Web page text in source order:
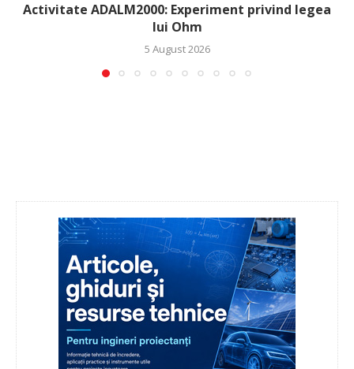
Activitate ADALM2000: Experiment privind legea
lui Ohm
5 August 2026